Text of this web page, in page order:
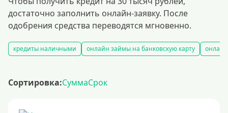
достаточно заполнить онлайн-заявку. После
одобрения средства переводятся мгновенно.
кредиты наличными онлайн займы на банковскую карту
Сортировка:СуммаСрок